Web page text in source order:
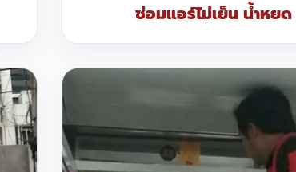
ซ่อมแอร์ไม่เย็น น้ำหยด